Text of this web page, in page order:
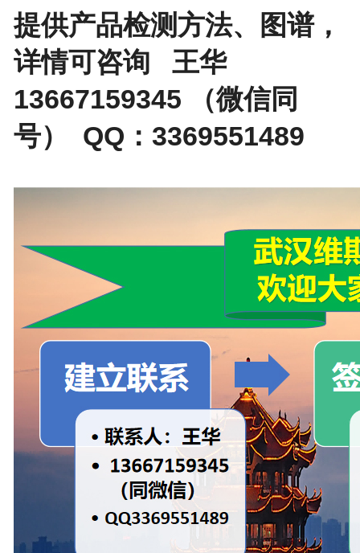
提供产品检测方法、图谱，
详情可咨询 王华
13667159345 （微信同
号） QQ：3369551489